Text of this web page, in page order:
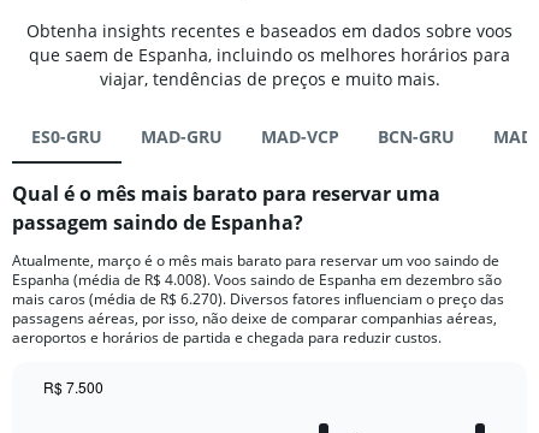
Obtenha insights recentes e baseados em dados sobre voos
que saem de Espanha, incluindo os melhores horários para
viajar, tendências de preços e muito mais.
ES0-GRU MAD-GRU MAD-VCP BCN-GRU
Qual é o mês mais barato para reservar uma
passagem saindo de Espanha?
Atualmente, março é o mês mais barato para reservar um voo saindo de
Espanha (média de R$ 4.008). Voos saindo de Espanha em dezembro são
mais caros (média de R$ 6.270). Diversos fatores influenciam o preço das
passagens aéreas, por isso, não deixe de comparar companhias aéreas,
aeroportos e horários de partida e chegada para reduzir custos.
R$ 7.500